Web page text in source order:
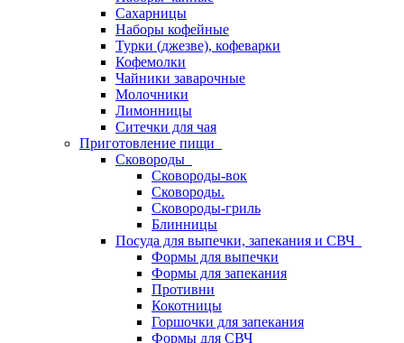
Сахарницы
Наборы кофейные
Турки (джезве), кофеварки
Кофемолки
Чайники заварочные
Молочники
Лимонницы
Ситечки для чая
Приготовление пищи
Сковороды
Сковороды-вок
Сковороды.
Сковороды-гриль
Блинницы
Посуда для выпечки, запекания и СВЧ
Формы для выпечки
Формы для запекания
Противни
Кокотницы
Горшочки для запекания
Формы для СВЧ